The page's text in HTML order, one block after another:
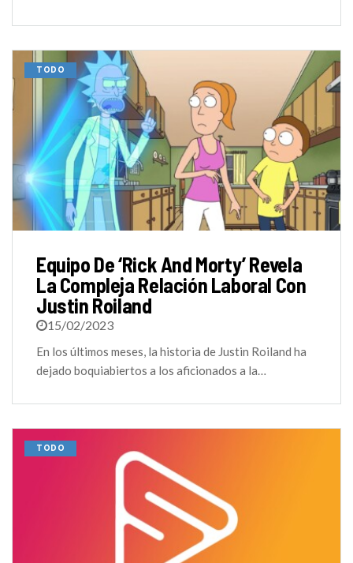
TODO
Equipo De ‘Rick And Morty’ Revela
La Compleja Relación Laboral Con
Justin Roiland
15/02/2023
En los últimos meses, la historia de Justin Roiland ha
dejado boquiabiertos a los aficionados a la…
TODO